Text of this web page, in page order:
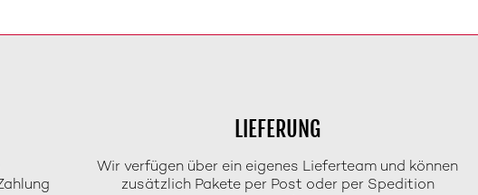
LIEFERUNG
Wir verfügen über ein eigenes Lieferteam und können
zusätzlich Pakete per Post oder per Spedition